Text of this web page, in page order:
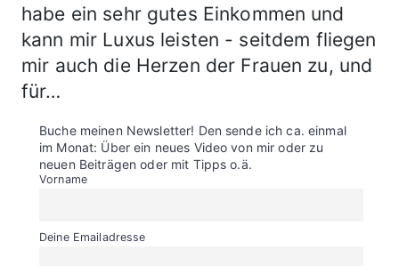
habe ein sehr gutes Einkommen und
kann mir Luxus leisten - seitdem fliegen
mir auch die Herzen der Frauen zu, und
für…
Buche meinen Newsletter! Den sende ich ca. einmal
im Monat: Über ein neues Video von mir oder zu
neuen Beiträgen oder mit Tipps o.ä.
Vorname
Deine Emailadresse